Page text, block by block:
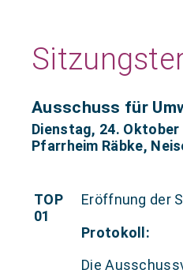
Ausschuss für
Dienstag, 24. Oktober
Pfarrheim Räbke,
TOP
01
Eröffnung der
Protokoll:
Die